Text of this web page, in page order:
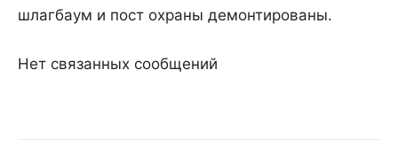
шлагбаум и пост охраны демонтированы.
Нет связанных сообщений